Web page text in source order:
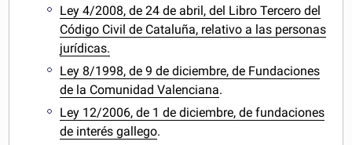
Ley 4/2008, de 24 de abril, del Libro Tercero del
Código Civil de Cataluña, relativo a las personas
jurídicas.
Ley 8/1998, de 9 de diciembre, de Fundaciones
de la Comunidad Valenciana.
Ley 12/2006, de 1 de diciembre, de fundaciones
de interés gallego.